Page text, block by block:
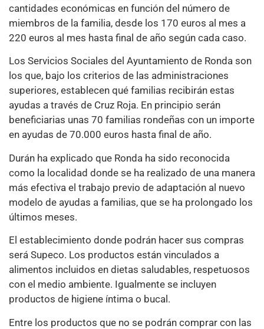
cantidades económicas en función del número de
miembros de la familia, desde los 170 euros al mes a
220 euros al mes hasta final de año según cada caso.
Los Servicios Sociales del Ayuntamiento de Ronda son
los que, bajo los criterios de las administraciones
superiores, establecen qué familias recibirán estas
ayudas a través de Cruz Roja. En principio serán
beneficiarias unas 70 familias rondeñas con un importe
en ayudas de 70.000 euros hasta final de año.
Durán ha explicado que Ronda ha sido reconocida
como la localidad donde se ha realizado de una manera
más efectiva el trabajo previo de adaptación al nuevo
modelo de ayudas a familias, que se ha prolongado los
últimos meses.
El establecimiento donde podrán hacer sus compras
será Supeco. Los productos están vinculados a
alimentos incluidos en dietas saludables, respetuosos
con el medio ambiente. Igualmente se incluyen
productos de higiene íntima o bucal.
Entre los productos que no se podrán comprar con las